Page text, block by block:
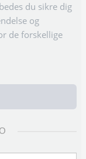
du sikre dig
og
de forskellige